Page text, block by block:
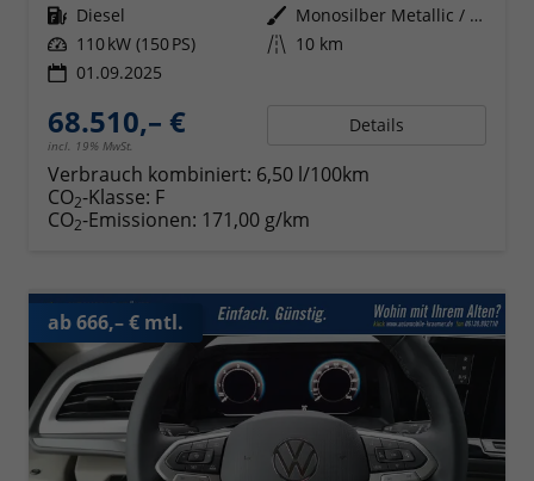
Kraftstoff Diesel Außenfarbe
Monosilber Metallic / Energeticorange Metallic Dach Schwarz
Leistung 110 kW (150 PS) Kilometerstand 10 km
01.09.2025
68.510,– €
incl. 19% MwSt.
Details
Verbrauch kombiniert: 6,50 l/100km
CO2-Klasse: F
CO2-Emissionen: 171,00 g/km
ab 666,– € mtl.